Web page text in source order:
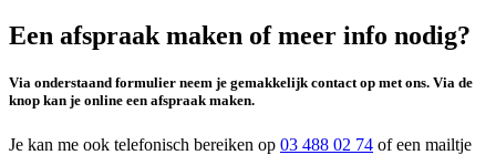
Een afspraak maken of meer info nodig?
Via onderstaand formulier neem je gemakkelijk contact op met ons. Via de
knop kan je online een afspraak maken.
Je kan me ook telefonisch bereiken op 03 488 02 74 of een mailtje